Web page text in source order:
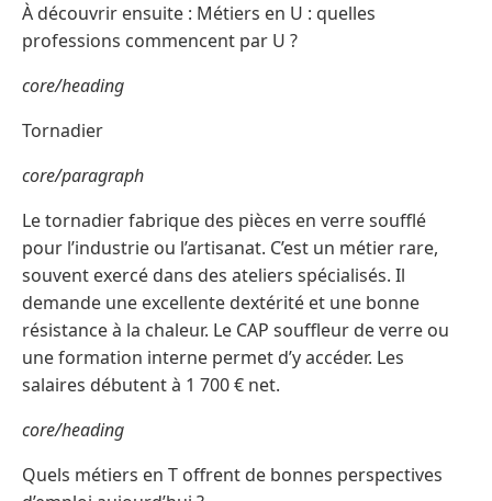
À découvrir ensuite : Métiers en U : quelles
professions commencent par U ?
core/heading
Tornadier
core/paragraph
Le tornadier fabrique des pièces en verre soufflé
pour l’industrie ou l’artisanat. C’est un métier rare,
souvent exercé dans des ateliers spécialisés. Il
demande une excellente dextérité et une bonne
résistance à la chaleur. Le CAP souffleur de verre ou
une formation interne permet d’y accéder. Les
salaires débutent à 1 700 € net.
core/heading
Quels métiers en T offrent de bonnes perspectives